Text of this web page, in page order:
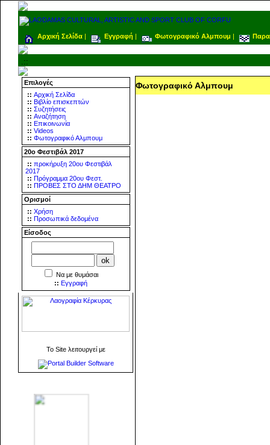
Αρχική Σελίδα | Εγγραφή | Φωτογραφικό Αλμπουμ |
.::
Επιλογές
:: Αρχική Σελίδα
:: Βιβλίο επισκεπτών
:: Συζητήσεις
:: Αναζήτηση
:: Επικοινωνία
:: Videos
:: Φωτογραφικό Αλμπουμ
20ο Φεστιβάλ 2017
:: προκήρυξη 20ου Φεστιβάλ
2017
:: Πρόγραμμα 20ου Φεστ.
:: ΠΡΟΒΕΣ ΣΤΟ ΔΗΜ ΘΕΑΤΡΟ
Ορισμοί
:: Χρήση
:: Προσωπικά δεδομένα
Είσοδος
Να με θυμάσαι
:: Εγγραφή
To Site λειτουργεί με
Φωτογραφικό Αλμπουμ